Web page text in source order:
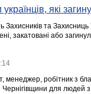
які
Захисників та
закатовані або
менеджер, робітник з
для людей з